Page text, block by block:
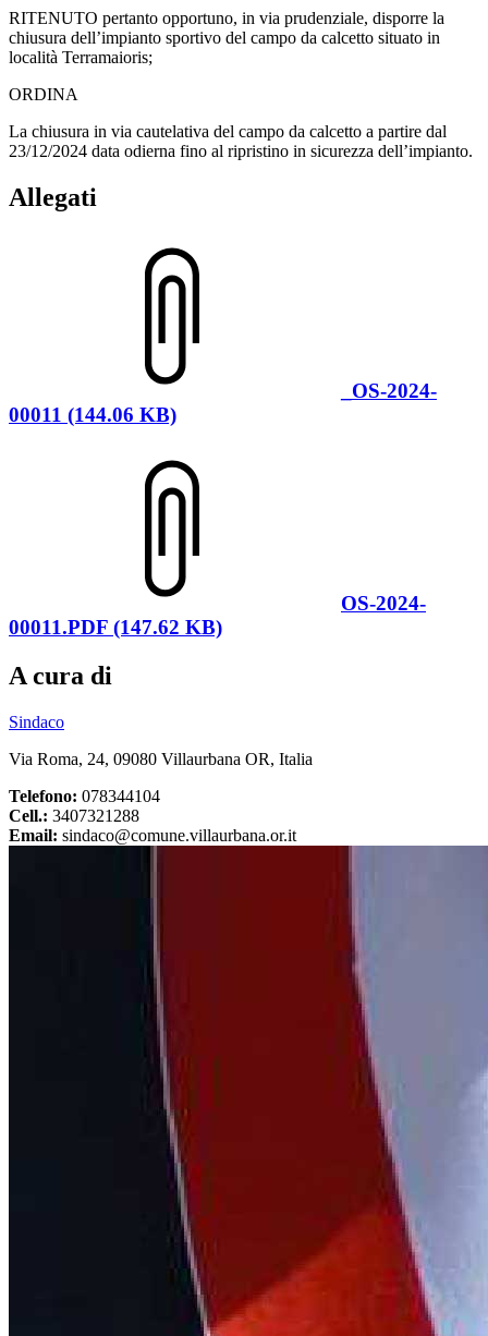
RITENUTO pertanto opportuno, in via prudenziale, disporre la
chiusura dell’impianto sportivo del campo da calcetto situato in
località Terramaioris;
ORDINA
La chiusura in via cautelativa del campo da calcetto a partire dal
23/12/2024 data odierna fino al ripristino in sicurezza dell’impianto.
Allegati
_OS-2024-
00011 (144.06 KB)
OS-2024-
00011.PDF (147.62 KB)
A cura di
Sindaco
Via Roma, 24, 09080 Villaurbana OR, Italia
Telefono: 078344104
Cell.: 3407321288
Email: sindaco@comune.villaurbana.or.it